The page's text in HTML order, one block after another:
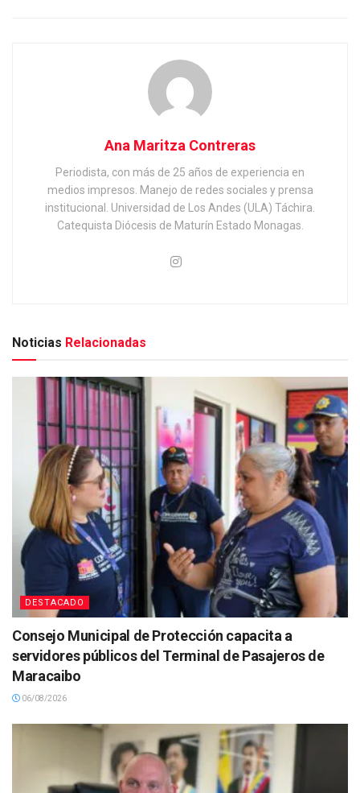
Ana Maritza Contreras
Periodista, con más de 25 años de experiencia en
medios impresos. Manejo de redes sociales y prensa
institucional. Universidad de Los Andes (ULA) Táchira.
Catequista Diócesis de Maturín Estado Monagas.
Noticias Relacionadas
DESTACADO
Consejo Municipal de Protección capacita a
servidores públicos del Terminal de Pasajeros de
Maracaibo
06/08/2026